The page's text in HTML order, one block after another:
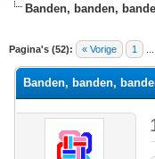
Banden, banden,
Pagina's (52): « Vorige 1
waardering is 3
Banden, banden,